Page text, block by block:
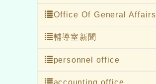
Office Of General Affairs
輔導室新聞
personnel office